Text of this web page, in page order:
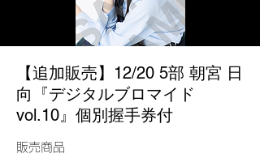
【追加販売】12/20 5部 朝宮 日
向『デジタルブロマイド
vol.10』個別握手券付
販売商品